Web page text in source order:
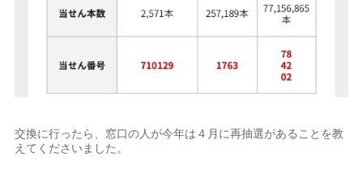
交換に行ったら、窓口の人が今年は４月に再抽選があることを教
えてくださいました。